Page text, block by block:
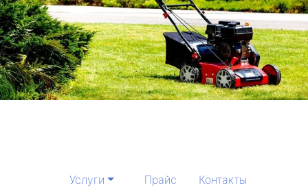
Услуги Прайс Контакты